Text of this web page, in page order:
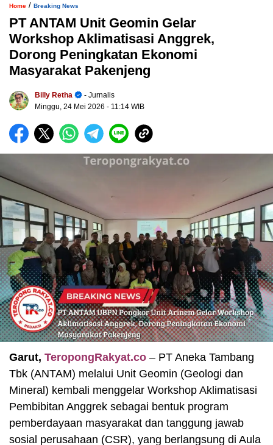
Home / Breaking News
PT ANTAM Unit Geomin Gelar
Workshop Aklimatisasi Anggrek,
Dorong Peningkatan Ekonomi
Masyarakat Pakenjeng
Billy Retha
- Jurnalis
Minggu, 24 Mei 2026 - 11:14 WIB
Garut, TeropongRakyat.co – PT Aneka Tambang
Tbk (ANTAM) melalui Unit Geomin (Geologi dan
Mineral) kembali menggelar Workshop Aklimatisasi
Pembibitan Anggrek sebagai bentuk program
pemberdayaan masyarakat dan tanggung jawab
sosial perusahaan (CSR), yang berlangsung di Aula